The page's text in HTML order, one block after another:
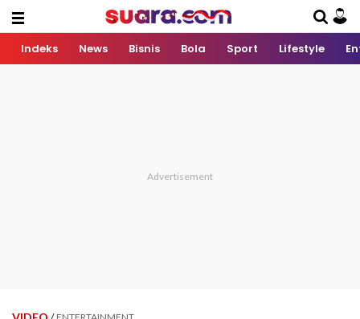
Indeks News Bisnis Bola Sport Lifestyle